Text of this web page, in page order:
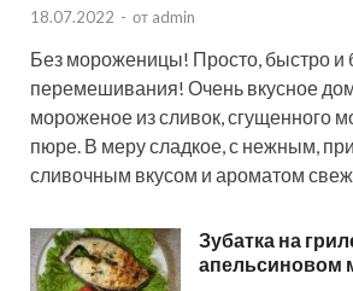
18.07.2022 - от admin
Без мороженицы! Просто, быстро и
перемешивания! Очень вкусное
мороженое из сливок, сгущенного
пюре. В меру сладкое, с нежным,
сливочным вкусом и ароматом
Зубатка на
апельсиновом